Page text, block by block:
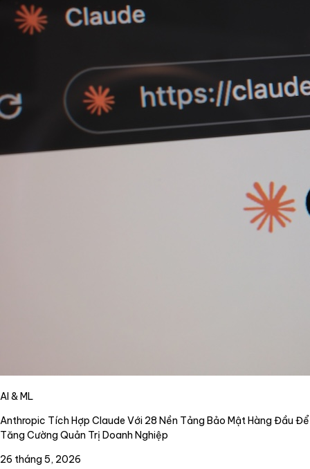
AI & ML
Anthropic Tích Hợp Claude Với 28 Nền Tảng Bảo Mật Hàng Đầu Để
Tăng Cường Quản Trị Doanh Nghiệp
26 tháng 5, 2026